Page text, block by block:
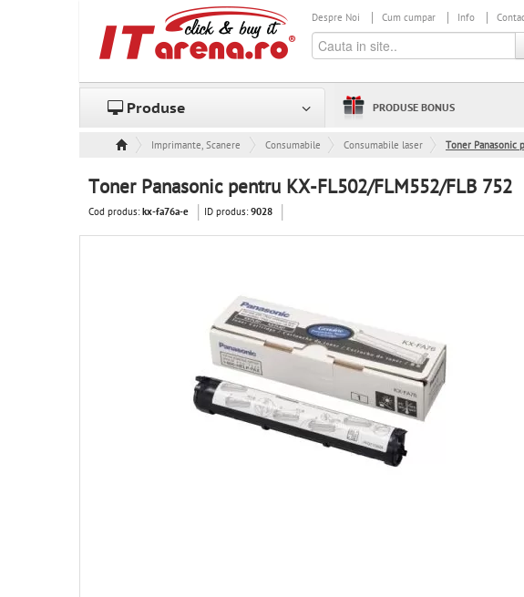
Despre Noi Cum cumpar Info
Produse PRODUSE BONUS
Imprimante, Scanere & Consumabile
Consumabile Consumabile laser Toner Panasonic
Toner Panasonic pentru KX-FL502/FLM552/FLB 752
Cod produs: kx-fa76a-e ID produs:9028